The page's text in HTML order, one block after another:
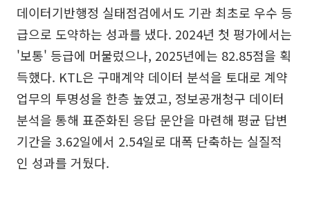
데이터기반행정 실태점검에서도 기관 최초로 우수 등
급으로 도약하는 성과를 냈다. 2024년 첫 평가에서는
'보통' 등급에 머물렀으나, 2025년에는 82.85점을 획
득했다. KTL은 구매계약 데이터 분석을 토대로 계약
업무의 투명성을 한층 높였고, 정보공개청구 데이터
분석을 통해 표준화된 응답 문안을 마련해 평균 답변
기간을 3.62일에서 2.54일로 대폭 단축하는 실질적
인 성과를 거뒀다.